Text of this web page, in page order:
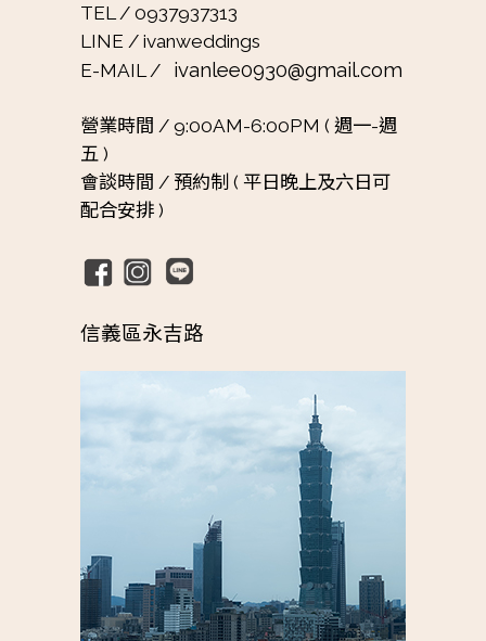
TEL / 0937937313
LINE / ivanweddings
E-MAIL / ivanlee0930@gmail.com
營業時間 / 9:00AM-6:00PM ( 週一-週
五 )
會談時間 / 預約制 ( 平日晚上及六日可
配合安排 )
信義區永吉路